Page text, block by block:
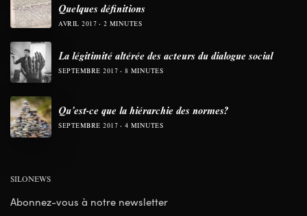
Quelques définitions
AVRIL 2017 2 MINUTES
La légitimité altérée des acteurs du dialogue social
SEPTEMBRE 2017 8 MINUTES
Qu’est-ce que la hiérarchie des normes?
SEPTEMBRE 2017 4 MINUTES
SILONEWS
Abonnez-vous à notre newsletter